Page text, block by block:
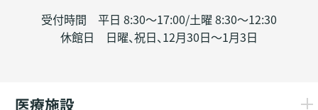
受付時間 平日 8:30～17:00/土曜 8:30～12:30
休館日 日曜、祝日、12月30日～1月3日
医療施設